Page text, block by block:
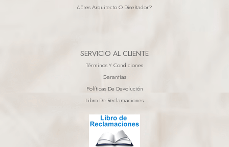
¿eres Arquitecto O Diseñador?
SERVICIO AL CLIENTE
Términos Y Condiciones
Garantias
Políticas De Devolución
Libro De Reclamaciones